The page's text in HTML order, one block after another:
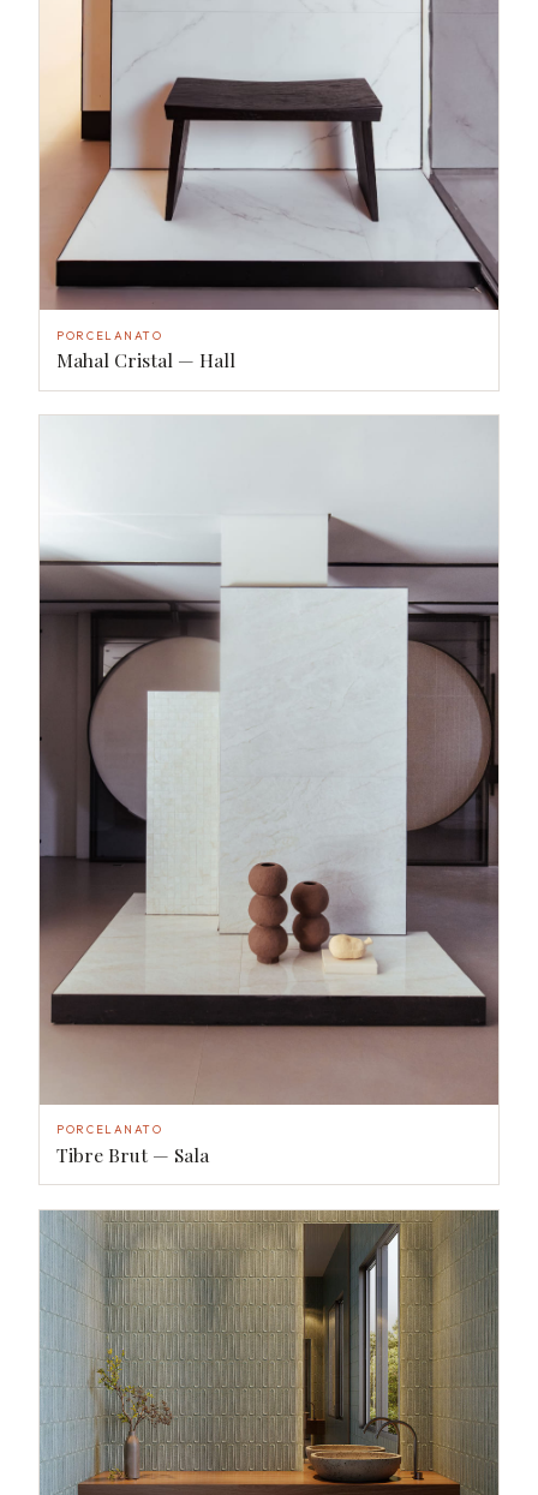
PORCELANATO
Mahal Cristal — Hall
PORCELANATO
Tibre Brut — Sala